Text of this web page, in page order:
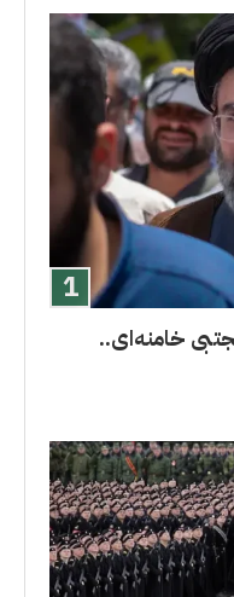
خامنه‌ای..